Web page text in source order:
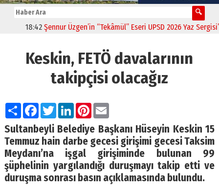
18:42 Şennur Üzgen’in “Tekâmül” Eseri UPSD 2026 Yaz
Keskin, FETÖ davalarının
takipçisi olacağız
PaylaşFacebook
TwitterLinkedIn
Pinterest
Email
Sultanbeyli Belediye Başkanı Hüseyin Keskin 15
Temmuz hain darbe gecesi girişimi gecesi Taksim
Meydanı’na işgal girişiminde bulunan 99
şüphelinin yargılandığı duruşmayı takip etti ve
duruşma sonrası basın açıklamasında bulundu.